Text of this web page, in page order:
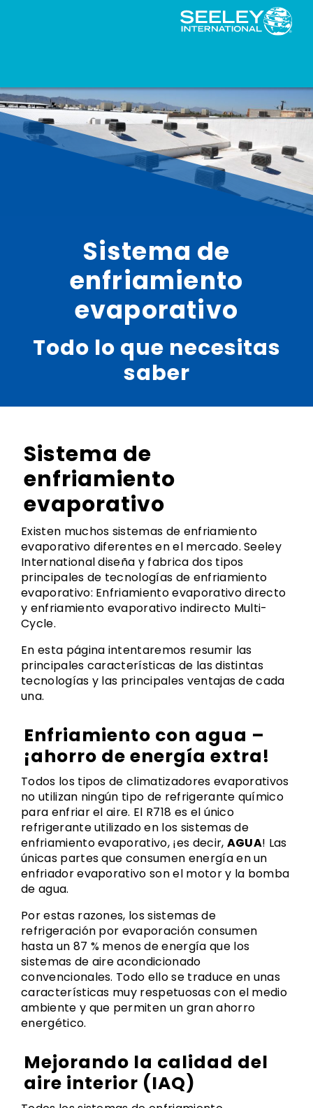
Sistema de
enfriamiento
evaporativo
Todo lo que necesitas
saber
Sistema de
enfriamiento
evaporativo
Existen muchos sistemas de enfriamiento
evaporativo diferentes en el mercado. Seeley
International diseña y fabrica dos tipos
principales de tecnologías de enfriamiento
evaporativo: Enfriamiento evaporativo directo
y enfriamiento evaporativo indirecto Multi-
Cycle.
En esta página intentaremos resumir las
principales características de las distintas
tecnologías y las principales ventajas de cada
una.
Enfriamiento con agua –
¡ahorro de energía extra!
Todos los tipos de climatizadores evaporativos
no utilizan ningún tipo de refrigerante químico
para enfriar el aire. El R718 es el único
refrigerante utilizado en los sistemas de
enfriamiento evaporativo, ¡es decir, AGUA! Las
únicas partes que consumen energía en un
enfriador evaporativo son el motor y la bomba
de agua.
Por estas razones, los sistemas de
refrigeración por evaporación consumen
hasta un 87 % menos de energía que los
sistemas de aire acondicionado
convencionales. Todo ello se traduce en unas
características muy respetuosas con el medio
ambiente y que permiten un gran ahorro
energético.
Mejorando la calidad del
aire interior (IAQ)